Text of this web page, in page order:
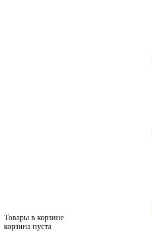
Товары в корзине
корзина пуста